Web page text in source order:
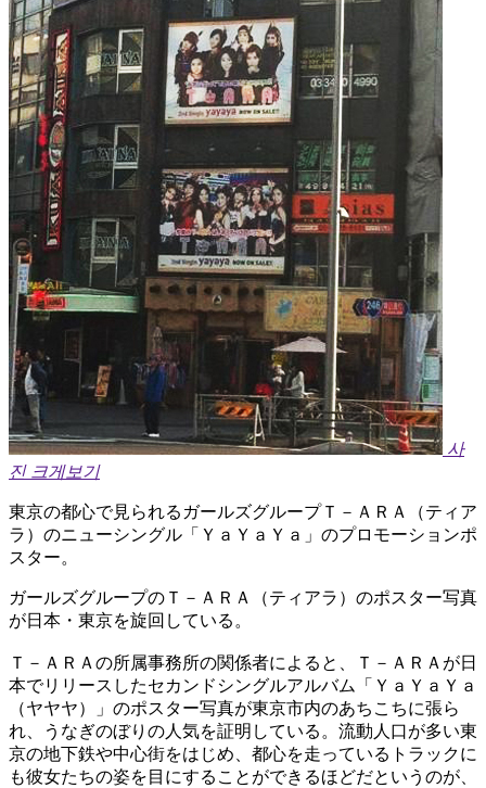
사
진 크게보기
東京の都心で見られるガールズグループＴ－ＡＲＡ（ティア
ラ）のニューシングル「ＹａＹａＹａ」のプロモーションポ
スター。
ガールズグループのＴ－ＡＲＡ（ティアラ）のポスター写真
が日本・東京を旋回している。
Ｔ－ＡＲＡの所属事務所の関係者によると、Ｔ－ＡＲＡが日
本でリリースしたセカンドシングルアルバム「ＹａＹａＹａ
（ヤヤヤ）」のポスター写真が東京市内のあちこちに張ら
れ、うなぎのぼりの人気を証明している。流動人口が多い東
京の地下鉄や中心街をはじめ、都心を走っているトラックに
も彼女たちの姿を目にすることができるほどだというのが、